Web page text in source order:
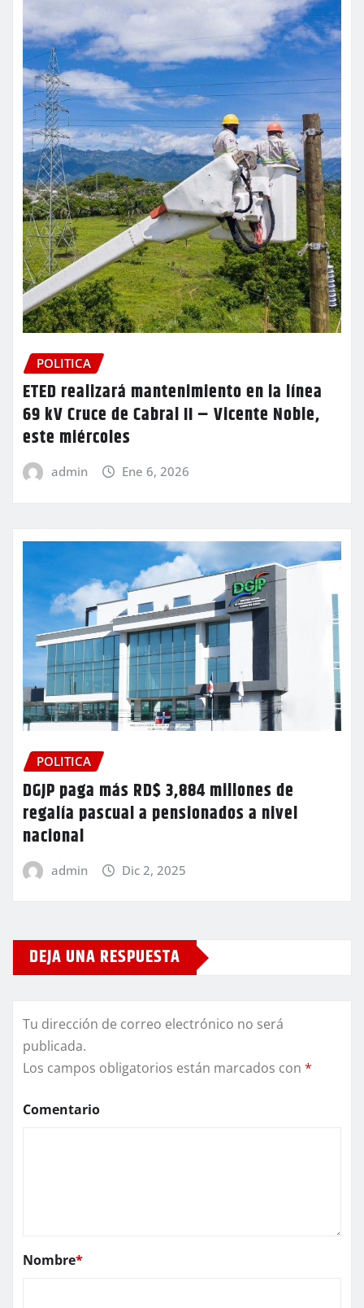
POLITICA
ETED realizará mantenimiento en la línea
69 kV Cruce de Cabral II – Vicente Noble,
este miércoles
admin Ene 6, 2026
POLITICA
DGJP paga más RD$ 3,884 millones de
regalía pascual a pensionados a nivel
nacional
admin Dic 2, 2025
DEJA UNA RESPUESTA
Tu dirección de correo electrónico no será
publicada.
Los campos obligatorios están marcados con *
Comentario
Nombre*